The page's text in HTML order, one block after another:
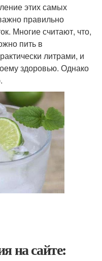
этих самых
правильно
Многие считают, что,
пить в
литрами, и
здоровью. Однако
на сайте: